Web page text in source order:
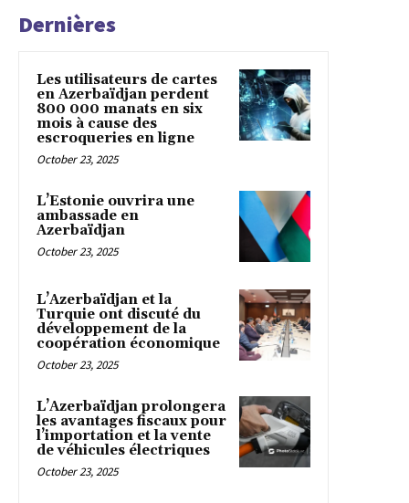
Dernières
Les utilisateurs de cartes
en Azerbaïdjan perdent
800 000 manats en six
mois à cause des
escroqueries en ligne
October 23, 2025
L’Estonie ouvrira une
ambassade en
Azerbaïdjan
October 23, 2025
L’Azerbaïdjan et la
Turquie ont discuté du
développement de la
coopération économique
October 23, 2025
L’Azerbaïdjan prolongera
les avantages fiscaux pour
l’importation et la vente
de véhicules électriques
October 23, 2025